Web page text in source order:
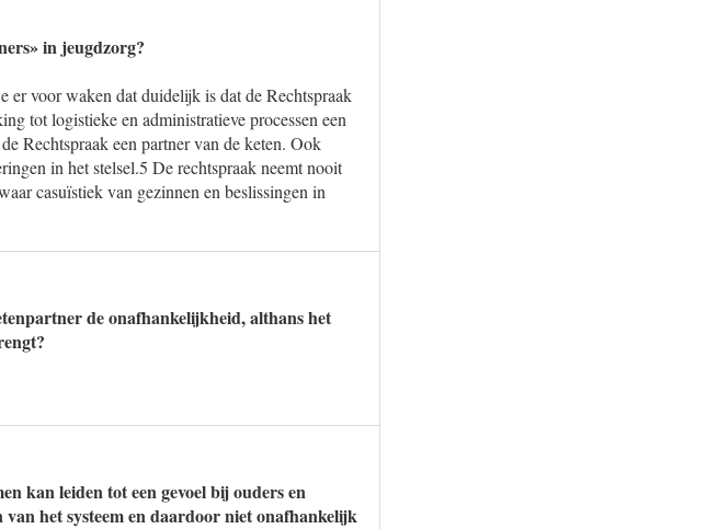
in jeugdzorg?
voor waken dat duidelijk is dat de Rechtspraak
tot logistieke en administratieve processen een
Rechtspraak een partner van de keten. Ook
in het stelsel.5 De rechtspraak neemt nooit
casuïstiek van gezinnen en beslissingen in
de onafhankelijkheid, althans het
kan leiden tot een gevoel bij ouders en
het systeem en daardoor niet onafhankelijk